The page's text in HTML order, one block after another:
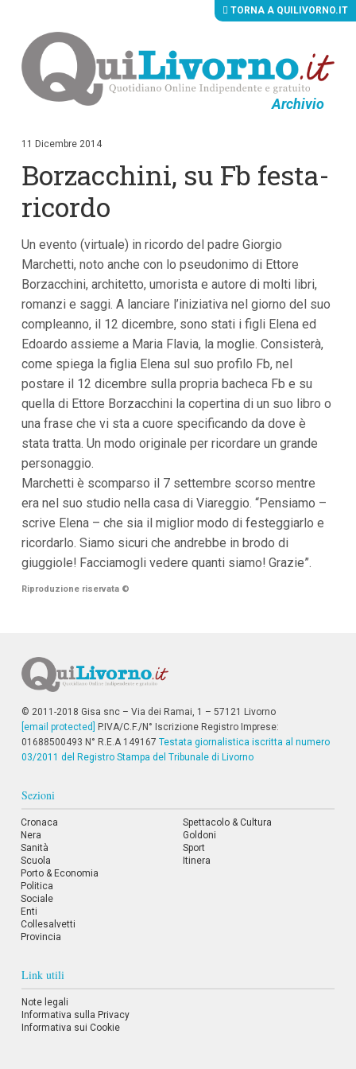
Archivio
i
i
n
t
n
u
i
p
i
n
i
p
l
i
a
i
a
l
M
e
ù
P
r
i
l
e
a
i
i
n
f
d
TORNA A QUILIVORNO.IT
11 Dicembre 2014
Borzacchini, su Fb festa-
ricordo
Un evento (virtuale) in ricordo del padre Giorgio
Marchetti, noto anche con lo pseudonimo di Ettore
Borzacchini, architetto, umorista e autore di molti libri,
romanzi e saggi. A lanciare l’iniziativa nel giorno del suo
compleanno, il 12 dicembre, sono stati i figli Elena ed
Edoardo assieme a Maria Flavia, la moglie. Consisterà,
come spiega la figlia Elena sul suo profilo Fb, nel
postare il 12 dicembre sulla propria bacheca Fb e su
quella di Ettore Borzacchini la copertina di un suo libro o
una frase che vi sta a cuore specificando da dove è
stata tratta. Un modo originale per ricordare un grande
personaggio.
Marchetti è scomparso il 7 settembre scorso mentre
era nel suo studio nella casa di Viareggio. “Pensiamo –
scrive Elena – che sia il miglior modo di festeggiarlo e
ricordarlo. Siamo sicuri che andrebbe in brodo di
giuggiole! Facciamogli vedere quanti siamo! Grazie”.
Riproduzione riservata ©
© 2011-2018 Gisa snc – Via dei Ramai, 1 – 57121 Livorno
[email protected]
P.IVA/C.F./N° Iscrizione Registro Imprese:
01688500493 N° R.E.A 149167 Testata giornalistica iscritta al numero
03/2011 del Registro Stampa del Tribunale di Livorno
Sezioni
Cronaca
Nera
Sanità
Scuola
Porto & Economia
Politica
Sociale
Enti
Collesalvetti
Provincia
Spettacolo & Cultura
Goldoni
Sport
Itinera
Link utili
Note legali
Informativa sulla Privacy
Informativa sui Cookie